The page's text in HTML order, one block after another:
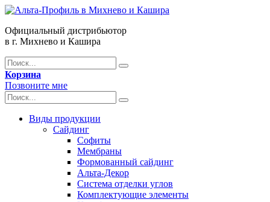
Официальный дистрибьютор
в г. Михнево и Кашира
Корзина
Позвоните мне
Виды продукции
Сайдинг
Софиты
Мембраны
Формованный сайдинг
Альта-Декор
Система отделки углов
Комплектующие элементы